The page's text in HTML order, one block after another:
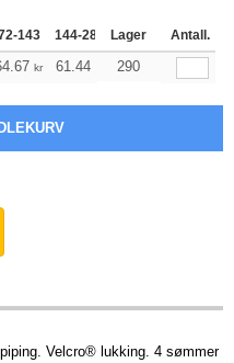
143 144-287 288 + Mer
Lager Antall.
kr 61.44 60.99
290
Velcro® lukking. 4 sømmer